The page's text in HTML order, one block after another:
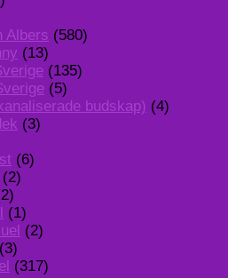
Albers (580)
(13)
(135)
(5)
budskap) (4)
(3)
(6)
(2)
(1)
(2)
(3)
(317)